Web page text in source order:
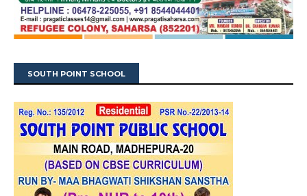
SOUTH POINT SCHOOL